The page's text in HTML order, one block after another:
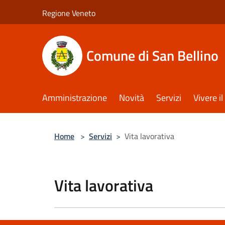
Regione Veneto
Comune di San Bellino
Amministrazione Novità Servizi Vivere
Home > Servizi > Vita lavorativa
Vita lavorativa